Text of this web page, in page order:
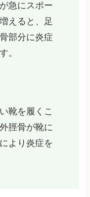
急にスポー
えると、足
部分に炎症
。
靴を履くこ
脛骨が靴に
より炎症を